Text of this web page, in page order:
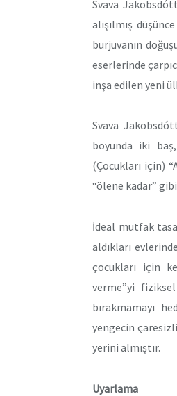
Svava
alışılmış
burjuvanın
eserlerinde
inşa edilen yeni
Svava
boyunda iki
(Çocukları için)
“ölene kadar”
İdeal mutfak
aldıkları
çocukları için
verme”yi
bırakmamayı
yengecin
yerini almıştır.
Uyarlama